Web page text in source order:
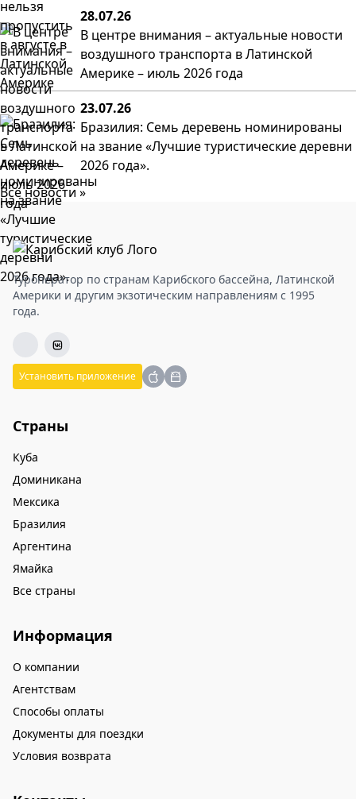
28.07.26
В центре внимания – актуальные новости
воздушного транспорта в Латинской
Америке – июль 2026 года
23.07.26
Бразилия: Семь деревень номинированы
на звание «Лучшие туристические деревни
2026 года».
Все новости »
Туроператор по странам Карибского бассейна, Латинской
Америки и другим экзотическим направлениям с 1995
года.
Установить приложение
Страны
Куба
Доминикана
Мексика
Бразилия
Аргентина
Ямайка
Все страны
Информация
О компании
Агентствам
Способы оплаты
Документы для поездки
Условия возврата